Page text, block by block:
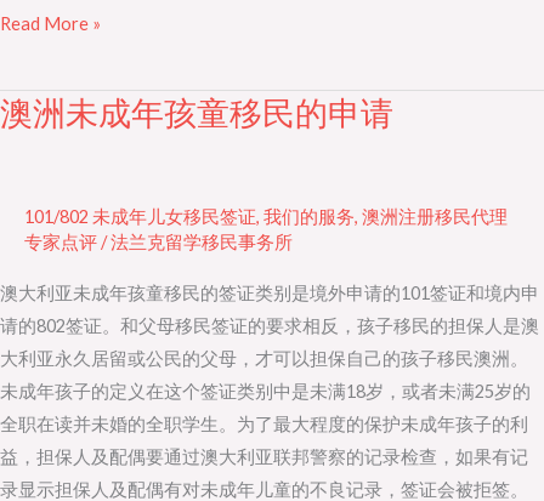
Read More »
澳洲未成年孩童移民的申请
101/802 未成年儿女移民签证, 我们的服务, 澳洲注册移民代理
专家点评/法兰克留学移民事务所
澳大利亚未成年孩童移民的签证类别是境外申请的101签证和境内申
请的802签证。和父母移民签证的要求相反，孩子移民的担保人是澳
大利亚永久居留或公民的父母，才可以担保自己的孩子移民澳洲。
未成年孩子的定义在这个签证类别中是未满18岁，或者未满25岁的
全职在读并未婚的全职学生。为了最大程度的保护未成年孩子的利
益，担保人及配偶要通过澳大利亚联邦警察的记录检查，如果有记
录显示担保人及配偶有对未成年儿童的不良记录，签证会被拒签。
澳
童
移
民
的
申
请